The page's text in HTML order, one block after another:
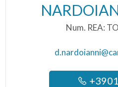
Num. REA: